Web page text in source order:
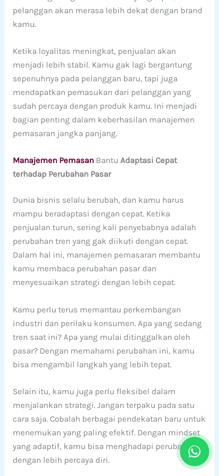
pelanggan akan merasa lebih dekat dengan brand
kamu.
Ketika loyalitas meningkat, penjualan akan
menjadi lebih stabil. Kamu gak lagi bergantung
sepenuhnya pada pelanggan baru, tapi juga
mendapatkan pemasukan dari pelanggan yang
sudah percaya dengan produk kamu. Ini menjadi
bagian penting dalam keberhasilan manajemen
pemasaran jangka panjang.
Manajemen Pemasan BantuAdaptasi Cepat
terhadap Perubahan Pasar
Dunia bisnis selalu berubah, dan kamu harus
mampu beradaptasi dengan cepat. Ketika
penjualan turun, sering kali penyebabnya adalah
perubahan tren yang gak diikuti dengan cepat.
Dalam hal ini, manajemen pemasaran membantu
kamu membaca perubahan pasar dan
menyesuaikan strategi dengan lebih cepat.
Kamu perlu terus memantau perkembangan
industri dan perilaku konsumen. Apa yang sedang
tren saat ini? Apa yang mulai ditinggalkan oleh
pasar? Dengan memahami perubahan ini, kamu
bisa mengambil langkah yang lebih tepat.
Selain itu, kamu juga perlu fleksibel dalam
menjalankan strategi. Jangan terpaku pada satu
cara saja. Cobalah berbagai pendekatan baru untuk
menemukan yang paling efektif. Dengan mindset
yang adaptif, kamu bisa menghadapi perubahan
dengan lebih percaya diri.